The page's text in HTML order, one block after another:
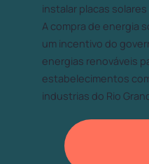
instalar placas
A compra de energia
um incentivo do
energias renováveis
estabelecimentos
industrias do Rio